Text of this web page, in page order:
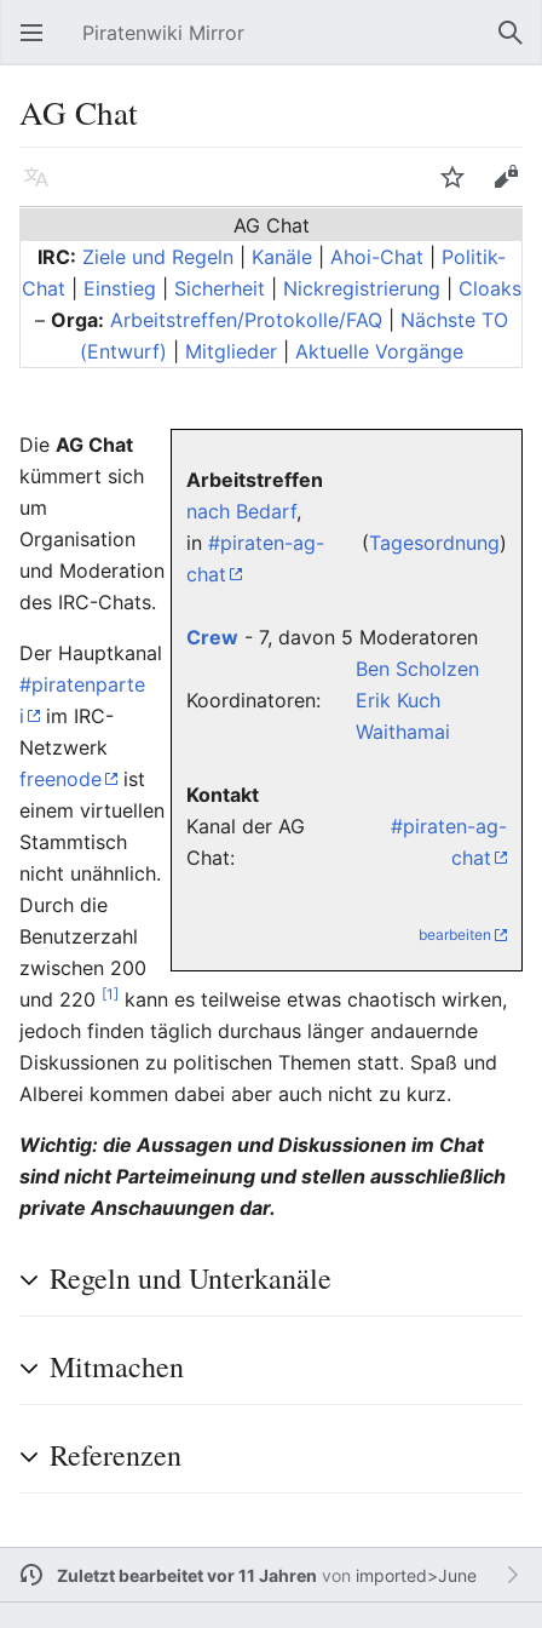
Hauptmenü öffnen Piratenwiki Mirror
AG Chat
Sprache Beobachten
Bearbeiten
AG Chat
IRC: Ziele und Regeln| Kanäle| Ahoi-Chat
Politik-
Chat
Einstieg Sicherheit Nickregistrierung
Cloaks
– Orga: Arbeitstreffen/Protokolle/FAQ| Nächste TO
(Entwurf)
Mitglieder| Aktuelle Vorgänge
Arbeitstreffen
nach Bedarf,
in #piraten-ag-
chat
(Tagesordnung)
Crew - 7, davon 5 Moderatoren
Koordinatoren:
Ben Scholzen
Erik Kuch
Waithamai
Kontakt
Kanal der AG
Chat:
#piraten-ag-
chat
bearbeiten
Die AG Chat
kümmert sich
um
Organisation
und Moderation
des IRC-Chats.
Der Hauptkanal
#piratenparte
i
im IRC-
Netzwerk
freenode
ist
einem virtuellen
Stammtisch
nicht unähnlich.
Durch die
Benutzerzahl
zwischen 200
und 220 [1] kann es teilweise etwas chaotisch wirken,
jedoch finden täglich durchaus länger andauernde
Diskussionen zu politischen Themen statt. Spaß und
Alberei kommen dabei aber auch nicht zu kurz.
Wichtig: die Aussagen und Diskussionen im Chat
sind nicht Parteimeinung und stellen ausschließlich
private Anschauungen dar.
Regeln und Unterkanäle
Mitmachen
Referenzen
Zuletzt bearbeitet vor 11 Jahren von imported>June